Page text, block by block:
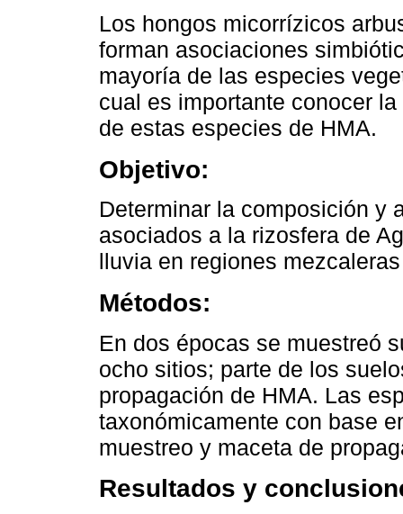
Los hongos micorrízicos
forman asociaciones
mayoría de las especies
cual es importante conocer
de estas especies de HMA.
Objetivo:
Determinar la composición y
asociados a la rizosfera de
lluvia en regiones
Métodos:
En dos épocas se muestreó
ocho sitios; parte de los
propagación de HMA. Las
taxonómicamente con base
muestreo y maceta de
Resultados y